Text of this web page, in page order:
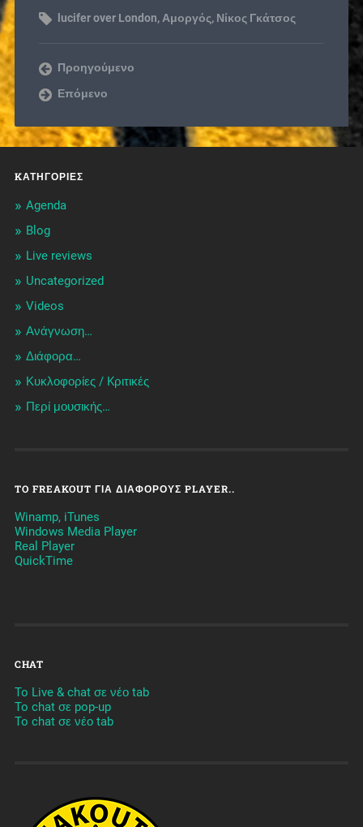
lucifer over London, Αμοργός, Νίκος Γκάτσος
Προηγούμενο
Επόμενο
KΑΤΗΓΟΡΊΕΣ
Agenda
Blog
Live reviews
Uncategorized
Videos
Ανάγνωση…
Διάφορα…
Κυκλοφορίες / Kριτικές
Περί μουσικής…
TO FREAKOUT ΓΙΑ ΔΙΆΦΟΡΟΥΣ PLAYER..
Winamp, iTunes
Windows Media Player
Real Player
QuickTime
CHAT
To Live & chat σε νέο tab
To chat σε pop-up
To chat σε νέο tab